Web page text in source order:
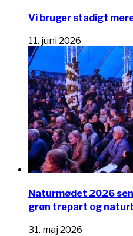
Vi bruger stadigt
11. juni 2026
Naturmødet 2026
grøn trepart og
31. maj 2026